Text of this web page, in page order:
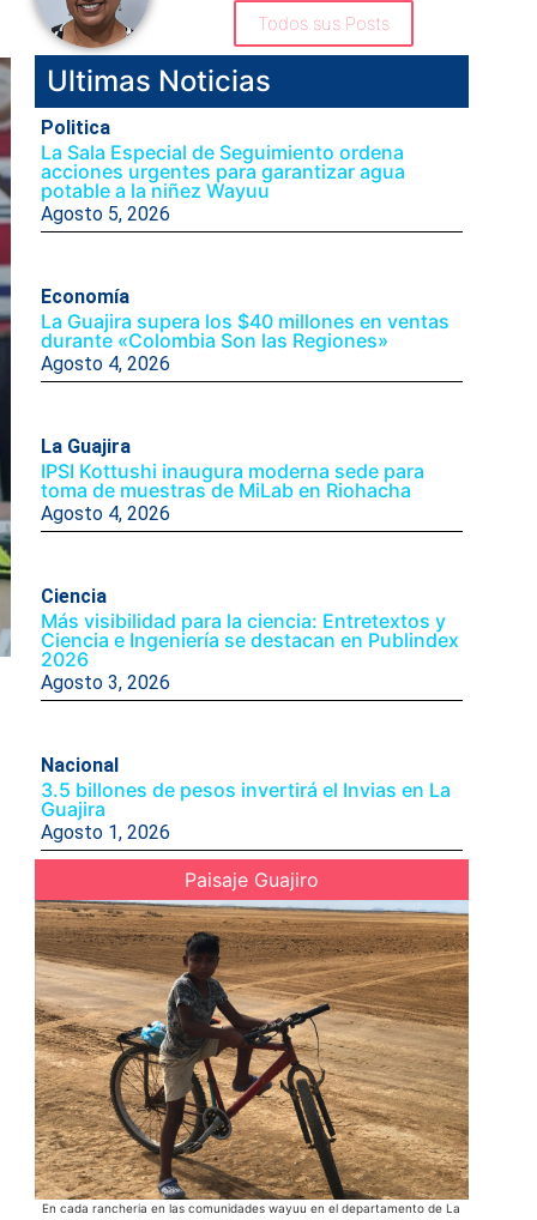
Todos sus Posts
Ultimas Noticias
Politica
La Sala Especial de Seguimiento ordena
acciones urgentes para garantizar agua
potable a la niñez Wayuu
Agosto 5, 2026
Economía
La Guajira supera los $40 millones en ventas
durante «Colombia Son las Regiones»
Agosto 4, 2026
La Guajira
IPSI Kottushi inaugura moderna sede para
toma de muestras de MiLab en Riohacha
Agosto 4, 2026
Ciencia
Más visibilidad para la ciencia: Entretextos y
Ciencia e Ingeniería se destacan en Publindex
2026
Agosto 3, 2026
Nacional
3.5 billones de pesos invertirá el Invias en La
Guajira
Agosto 1, 2026
Paisaje Guajiro
En cada rancheria en las comunidades wayuu en el departamento de La